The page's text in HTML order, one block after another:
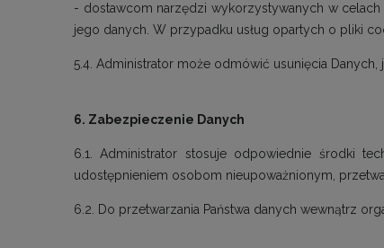
- dostawcom narzędzi wykorzystywanych w
jego danych. W przypadku usług opartych o pliki
5.4. Administrator może odmówić usunięcia Danych,
6. Zabezpieczenie Danych
6.1. Administrator stosuje odpowiednie środki
udostępnieniem osobom nieupoważnionym,
6.2. Do przetwarzania Państwa danych wewnątrz